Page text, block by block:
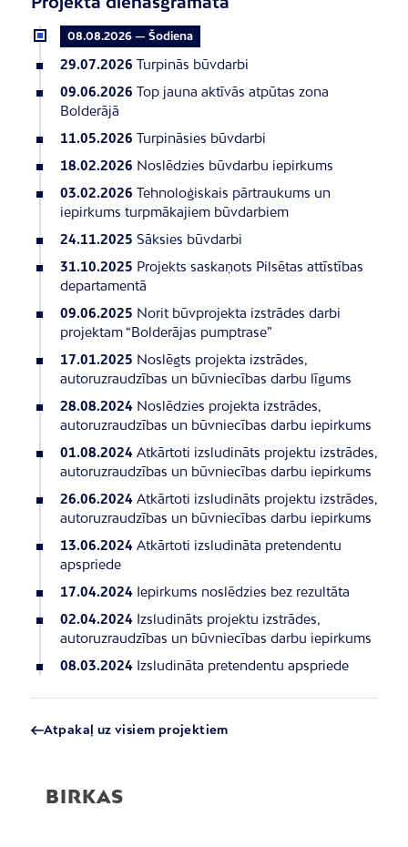
08.08.2026 — Šodiena
29.07.2026 Turpinās būvdarbi
09.06.2026 Top jauna aktīvās atpūtas zona
Bolderājā
11.05.2026 Turpināsies būvdarbi
18.02.2026 Noslēdzies būvdarbu iepirkums
03.02.2026 Tehnoloģiskais pārtraukums un
iepirkums turpmākajiem būvdarbiem
24.11.2025 Sāksies būvdarbi
31.10.2025 Projekts saskaņots Pilsētas attīstības
departamentā
09.06.2025 Norit būvprojekta izstrādes darbi
projektam “Bolderājas pumptrase”
17.01.2025 Noslēgts projekta izstrādes,
autoruzraudzības un būvniecības darbu līgums
28.08.2024 Noslēdzies projekta izstrādes,
autoruzraudzības un būvniecības darbu iepirkums
01.08.2024 Atkārtoti izsludināts projektu izstrādes,
autoruzraudzības un būvniecības darbu iepirkums
26.06.2024 Atkārtoti izsludināts projektu izstrādes,
autoruzraudzības un būvniecības darbu iepirkums
13.06.2024 Atkārtoti izsludināta pretendentu
apspriede
17.04.2024 Iepirkums noslēdzies bez rezultāta
02.04.2024 Izsludināts projektu izstrādes,
autoruzraudzības un būvniecības darbu iepirkums
08.03.2024 Izsludināta pretendentu apspriede
Atpakaļ uz visiem projektiem
BIRKAS